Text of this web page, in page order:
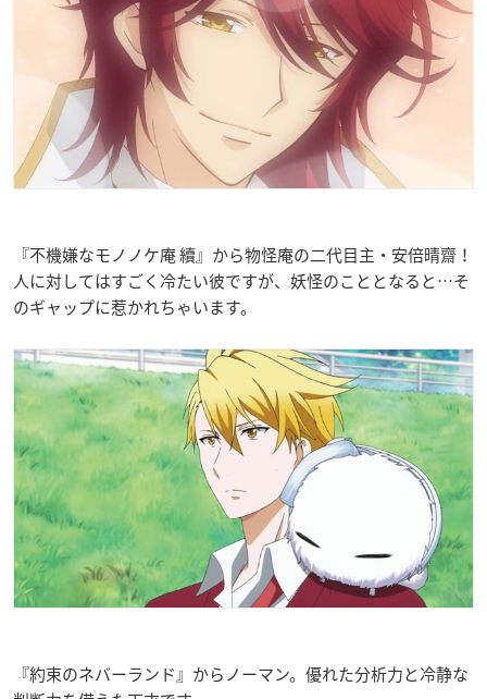
『不機嫌なモノノケ庵 續』から物怪庵の二代目主・安倍晴齋！
人に対してはすごく冷たい彼ですが、妖怪のこととなると…そ
のギャップに惹かれちゃいます。
『約束のネバーランド』からノーマン。優れた分析力と冷静な